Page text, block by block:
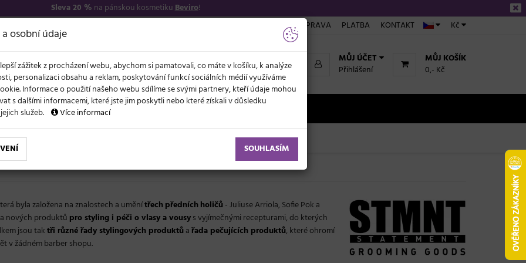
Sleva 20 % na pánskou kosmetikuBeviro!
Kč
DOPRAVA PLATBA KONTAKT
MŮJ KOŠÍK
0,- Kč
MŮJ ÚČET
Přihlášení
NOVĚ LÉTO A VLASY AKCE
byla založena na znalostech a uměnítřechpředníchholičů - Juliuse Arriola, Sofie Pok a
nových produktů pro styling i péči o vlasy a vousys vyjímečnými recepturami, do kterých
jsou taktři různé řady stylingových produktů ařada pečujících produktů, které ohromí
v žádném barber shopu.
osobní údaje
zážitek z procházení webu, abychom si pamatovali, co máte v košíku, k analýze
personalizaci obsahu a reklam, poskytování funkcí sociálních médií využíváme
Informace o použití našeho webu sdílíme se svými partnery, kteří údaje mohou
s dalšími informacemi, které jste jim poskytli nebo které získali v důsledku
služeb.
Více informací
SOUHLASÍM